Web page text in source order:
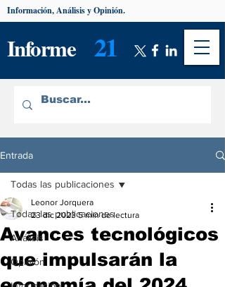
Informe 21
Información, Análisis y Opinión.
Entrada
Todas las publicaciones
Análisis
Opinión
Todas las publicaciones
Avances tecnológicos
que impulsarán la
Leonor Jorquera
23 dic 2023 5 min de lectura